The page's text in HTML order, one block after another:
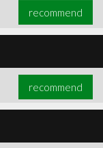
recommend
recommend